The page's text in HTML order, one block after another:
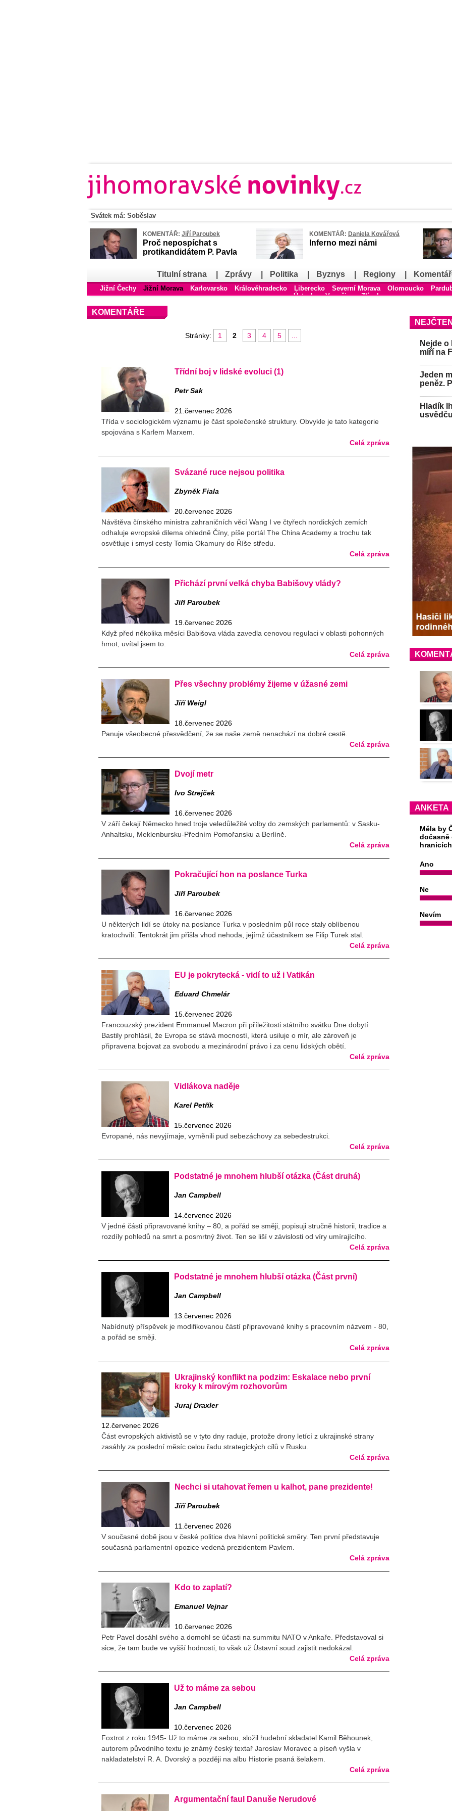
Svátek má: Soběslav
KOMENTÁŘ: Jiří Paroubek
Proč nepospíchat s
protikandidátem P. Pavla
KOMENTÁŘ: Daniela Kovářová
Inferno mezi námi
Titulní strana Zprávy Politika Byznys Regiony
Jižní Čechy Jižní Morava Karlovarsko Královéhradecko Liberecko Severní Morava Olomoucko
Ústecko
Vysočina Zlínsko
KOMENTÁŘE
Stránky: 1 2 3 4 5
Třídní boj v lidské evoluci (1)
Petr Sak
21.červenec 2026
Třída v sociologickém významu je část společenské struktury. Obvykle je tato kategorie
spojována s Karlem Marxem.
Celá zpráva
Svázané ruce nejsou politika
Zbyněk Fiala
20.červenec 2026
Návštěva čínského ministra zahraničních věcí Wang I ve čtyřech nordických zemích
odhaluje evropské dilema ohledně Číny, píše portál The China Academy a trochu tak
osvětluje i smysl cesty Tomia Okamury do Říše středu.
Celá zpráva
Přichází první velká chyba Babišovy vlády?
Jiří Paroubek
19.červenec 2026
Když před několika měsíci Babišova vláda zavedla cenovou regulaci v oblasti pohonných
hmot, uvítal jsem to.
Celá zpráva
Přes všechny problémy žijeme v úžasné zemi
Jiří Weigl
18.červenec 2026
Panuje všeobecné přesvědčení, že se naše země nenachází na dobré cestě.
Celá zpráva
Dvojí metr
Ivo Strejček
16.červenec 2026
V září čekají Německo hned troje veledůležité volby do zemských parlamentů: v Sasku-
Anhaltsku, Meklenbursku-Předním Pomořansku a Berlíně.
Celá zpráva
Pokračující hon na poslance Turka
Jiří Paroubek
16.červenec 2026
U některých lidí se útoky na poslance Turka v posledním půl roce staly oblíbenou
kratochvílí. Tentokrát jim přišla vhod nehoda, jejímž účastníkem se Filip Turek stal.
Celá zpráva
EU je pokrytecká - vidí to už i Vatikán
Eduard Chmelár
15.červenec 2026
Francouzský prezident Emmanuel Macron při příležitosti státního svátku Dne dobytí
Bastily prohlásil, že Evropa se stává mocností, která usiluje o mír, ale zároveň je
připravena bojovat za svobodu a mezinárodní právo i za cenu lidských obětí.
Celá zpráva
Vidlákova naděje
Karel Petřík
15.červenec 2026
Evropané, nás nevyjímaje, vyměnili pud sebezáchovy za sebedestrukci.
Celá zpráva
Podstatné je mnohem hlubší otázka (Část druhá)
Jan Campbell
14.červenec 2026
V jedné části připravované knihy – 80, a pořád se směji, popisuji stručně historii, tradice a
rozdíly pohledů na smrt a posmrtný život. Ten se liší v závislosti od víry umírajícího.
Celá zpráva
Podstatné je mnohem hlubší otázka (Část první)
Jan Campbell
13.červenec 2026
Nabídnutý příspěvek je modifikovanou částí připravované knihy s pracovním názvem - 80,
a pořád se směji.
Celá zpráva
Ukrajinský konflikt na podzim: Eskalace nebo první
kroky k mírovým rozhovorům
Juraj Draxler
12.červenec 2026
Část evropských aktivistů se v tyto dny raduje, protože drony letící z ukrajinské strany
zasáhly za poslední měsíc celou řadu strategických cílů v Rusku.
Celá zpráva
Nechci si utahovat řemen u kalhot, pane prezidente!
Jiří Paroubek
11.červenec 2026
V současné době jsou v české politice dva hlavní politické směry. Ten první představuje
současná parlamentní opozice vedená prezidentem Pavlem.
Celá zpráva
Kdo to zaplatí?
Emanuel Vejnar
10.červenec 2026
Petr Pavel dosáhl svého a domohl se účasti na summitu NATO v Ankaře. Představoval si
sice, že tam bude ve vyšší hodnosti, to však už Ústavní soud zajistit nedokázal.
Celá zpráva
Už to máme za sebou
Jan Campbell
10.červenec 2026
Foxtrot z roku 1945- Už to máme za sebou, složil hudební skladatel Kamil Běhounek,
autorem původního textu je známý český textař Jaroslav Moravec a píseň vyšla v
nakladatelství R. A. Dvorský a později na albu Historie psaná šelakem.
Celá zpráva
Argumentační faul Danuše Nerudové
Nejde o
míří na
Jeden
peněz.
Hladík
ANKETA
Měla by
dočasně
Ano
Ne
Nevím